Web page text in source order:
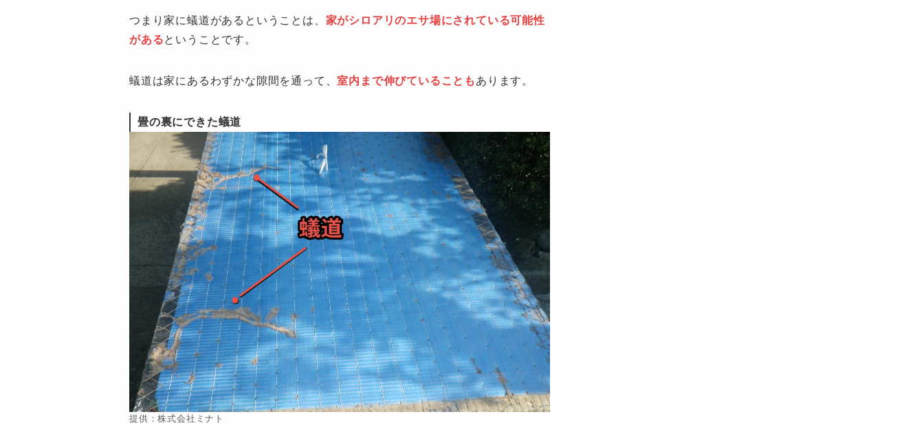
つまり家に蟻道があるということは、 家がシロアリのエサ場にされている可能性
があるということです。
蟻道は家にあるわずかな隙間を通って、室内まで伸びていることも あります。
畳の裏にできた蟻道
提供：株式会社ミナト